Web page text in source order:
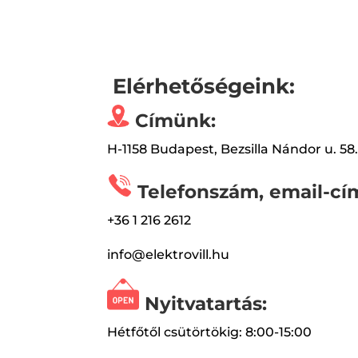
Elérhetőségeink:
Címünk:
H-1158 Budapest, Bezsilla Nándor u. 58.
Telefonszám, email-
+36 1 216 2612
info@elektrovill.hu
Nyitvatartás:
Hétfőtől csütörtökig: 8:00-15:00